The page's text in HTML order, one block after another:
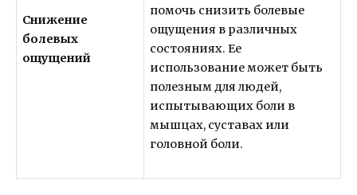
Снижение
болевых
ощущений
помочь снизить болевые
ощущения в различных
состояниях. Ее
использование может быть
полезным для людей,
испытывающих боли в
мышцах, суставах или
головной боли.